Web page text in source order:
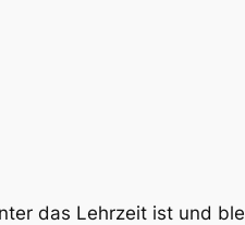
das Lehrzeit ist und